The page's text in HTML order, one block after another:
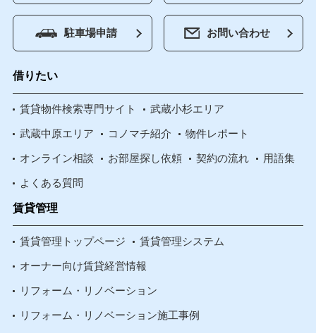
駐車場申請 お問い合わせ
借りたい
賃貸物件検索専門サイト 武蔵小杉エリア
武蔵中原エリア コノマチ紹介 物件レポート
オンライン相談 お部屋探し依頼 契約の流れ 用語集
よくある質問
賃貸管理
賃貸管理トップページ 賃貸管理システム
オーナー向け賃貸経営情報
リフォーム・リノベーション
リフォーム・リノベーション施工事例